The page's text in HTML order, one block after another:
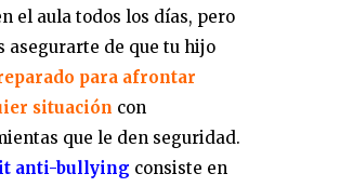
el aula todos los días, pero
asegurarte de que tu hijo
para afrontar
situación con
que le den seguridad.
anti-bullying consiste en